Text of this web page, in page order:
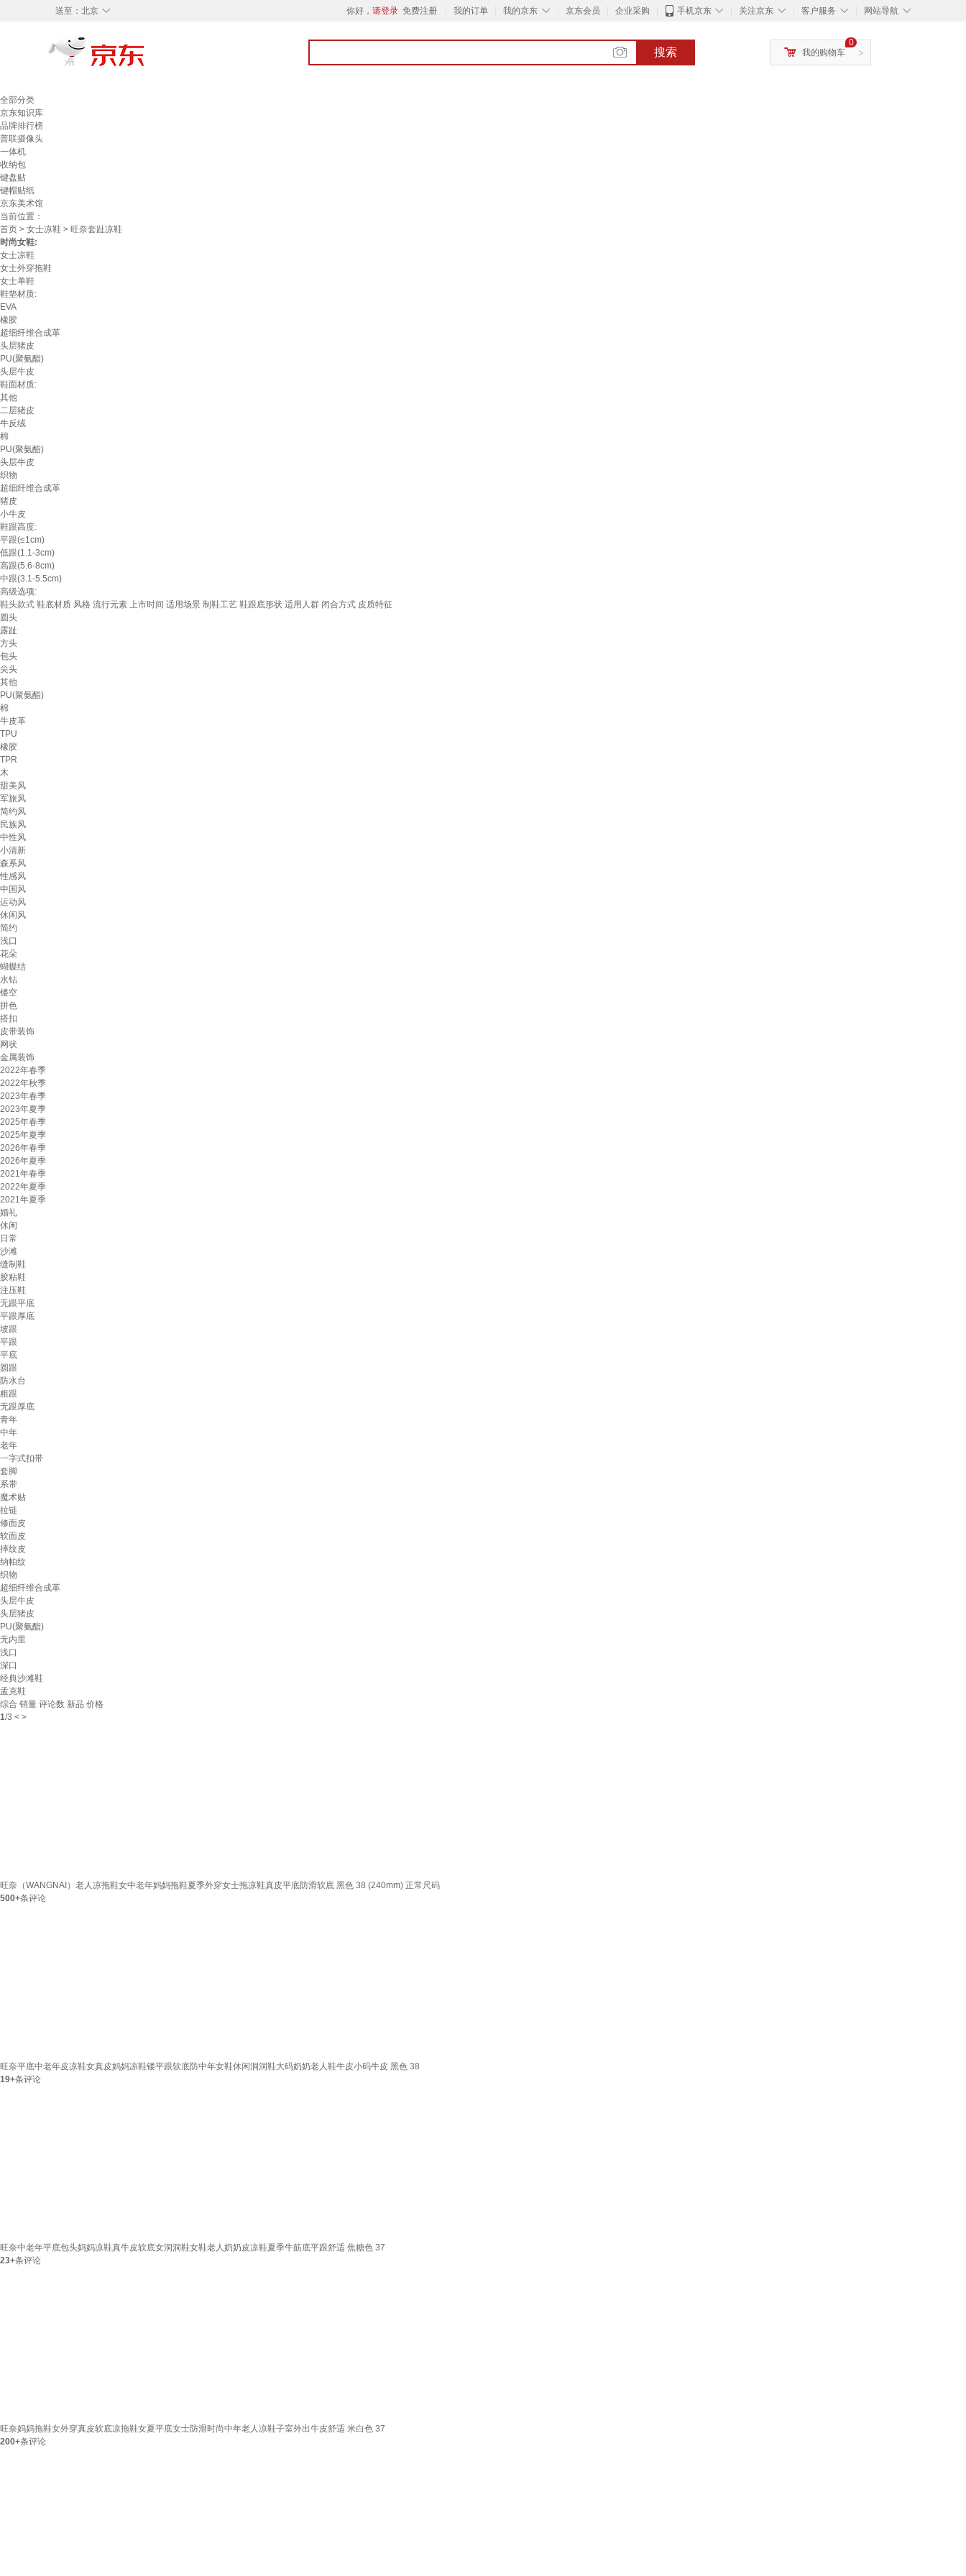
◇
送至： 北京 你好， 请登录 免费注册 我的订单 ◇
我的京东 京东会员 企业采购 ◇
手机京东 ◇
关注京东 ◇
客户服务 ◇
网站导航
搜索 >
0
我的购物车
全部分类
京东知识库
品牌排行榜
普联摄像头
一体机
收纳包
键盘贴
键帽贴纸
京东美术馆
当前位置：
首页 > 女士凉鞋 > 旺奈套趾凉鞋
时尚女鞋:
女士凉鞋
女士外穿拖鞋
女士单鞋
鞋垫材质:
EVA
橡胶
超细纤维合成革
头层猪皮
PU(聚氨酯)
头层牛皮
鞋面材质:
其他
二层猪皮
牛反绒
棉
PU(聚氨酯)
头层牛皮
织物
超细纤维合成革
猪皮
小牛皮
鞋跟高度:
平跟(≤1cm)
低跟(1.1-3cm)
高跟(5.6-8cm)
中跟(3.1-5.5cm)
高级选项:
鞋头款式 鞋底材质 风格 流行元素 上市时间 适用场景 制鞋工艺 鞋跟底形状 适用人群 闭合方式 皮质特征
圆头
露趾
方头
包头
尖头
其他
PU(聚氨酯)
棉
牛皮革
TPU
橡胶
TPR
木
甜美风
军旅风
简约风
民族风
中性风
小清新
森系风
性感风
中国风
运动风
休闲风
简约
浅口
花朵
蝴蝶结
水钻
镂空
拼色
搭扣
皮带装饰
网状
金属装饰
2022年春季
2022年秋季
2023年春季
2023年夏季
2025年春季
2025年夏季
2026年春季
2026年夏季
2021年春季
2022年夏季
2021年夏季
婚礼
休闲
日常
沙滩
缝制鞋
胶粘鞋
注压鞋
无跟平底
平跟厚底
坡跟
平跟
平底
圆跟
防水台
粗跟
无跟厚底
青年
中年
老年
一字式扣带
套脚
系带
魔术贴
拉链
修面皮
软面皮
摔纹皮
纳帕纹
织物
超细纤维合成革
头层牛皮
头层猪皮
PU(聚氨酯)
无内里
浅口
深口
经典沙滩鞋
孟克鞋
综合 销量 评论数 新品 价格
1/3 < >
旺奈（WANGNAI）老人凉拖鞋女中老年妈妈拖鞋夏季外穿女士拖凉鞋真皮平底防滑软底 黑色 38 (240mm) 正常尺码
500+条评论
旺奈平底中老年皮凉鞋女真皮妈妈凉鞋镂平跟软底防中年女鞋休闲洞洞鞋大码奶奶老人鞋牛皮小码牛皮 黑色 38
19+条评论
旺奈中老年平底包头妈妈凉鞋真牛皮软底女洞洞鞋女鞋老人奶奶皮凉鞋夏季牛筋底平跟舒适 焦糖色 37
23+条评论
旺奈妈妈拖鞋女外穿真皮软底凉拖鞋女夏平底女士防滑时尚中年老人凉鞋子室外出牛皮舒适 米白色 37
200+条评论